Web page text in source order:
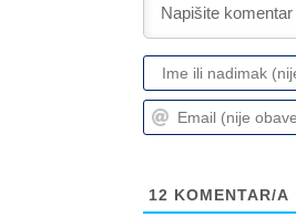
12 KOMENTAR/A